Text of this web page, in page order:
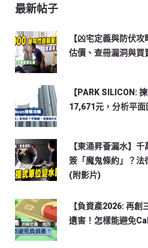
最新帖子
【凶宅定義與防伏
估價、查冊漏洞與買
【PARK SILICON:
17,671元，分析平
【東涌昇薈漏水】
簽「魔鬼條約」？法
(附影片)
【負資產2026: 再創
遺害！怎樣能避免